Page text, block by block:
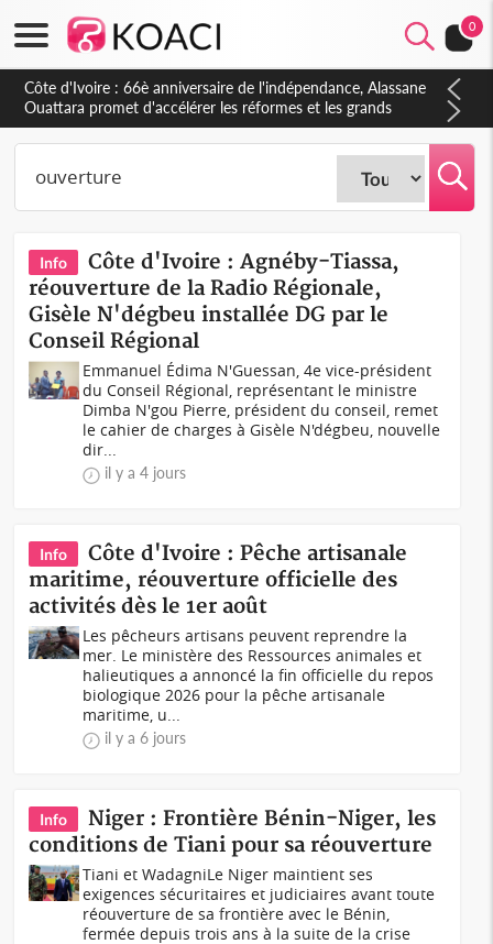
0
Côte d'Ivoire : À Abidjan, Amadou Oury Bah admire le modèle
ivoirien et veut s'en inspirer pour accélérer le développement
de la Guinée
Info
Côte d'Ivoire : Agnéby-Tiassa,
réouverture de la Radio Régionale,
Gisèle N'dégbeu installée DG par le
Conseil Régional
Emmanuel Édima N'Guessan, 4e vice-président
du Conseil Régional, représentant le ministre
Dimba N'gou Pierre, président du conseil, remet
le cahier de charges à Gisèle N'dégbeu, nouvelle
dir...
il y a 4 jours
Info
Côte d'Ivoire : Pêche artisanale
maritime, réouverture officielle des
activités dès le 1er août
Les pêcheurs artisans peuvent reprendre la
mer. Le ministère des Ressources animales et
halieutiques a annoncé la fin officielle du repos
biologique 2026 pour la pêche artisanale
maritime, u...
il y a 6 jours
Info
Niger : Frontière Bénin-Niger, les
conditions de Tiani pour sa réouverture
Tiani et WadagniLe Niger maintient ses
exigences sécuritaires et judiciaires avant toute
réouverture de sa frontière avec le Bénin,
fermée depuis trois ans à la suite de la crise